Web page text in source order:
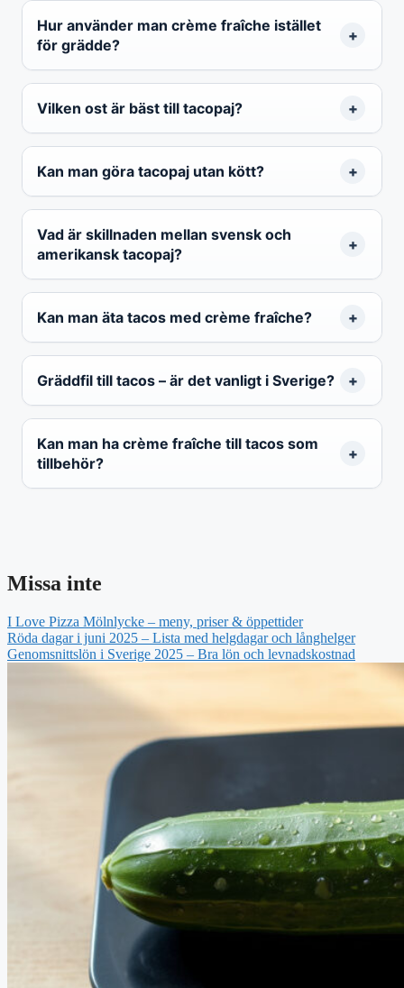
Hur använder man crème fraîche istället
för grädde?
Vilken ost är bäst till tacopaj?
Kan man göra tacopaj utan kött?
Vad är skillnaden mellan svensk och
amerikansk tacopaj?
Kan man äta tacos med crème fraîche?
Gräddfil till tacos – är det vanligt i Sverige?
Kan man ha crème fraîche till tacos som
tillbehör?
Missa inte
I Love Pizza Mölnlycke – meny, priser & öppettider
Röda dagar i juni 2025 – Lista med helgdagar och långhelger
Genomsnittslön i Sverige 2025 – Bra lön och levnadskostnad